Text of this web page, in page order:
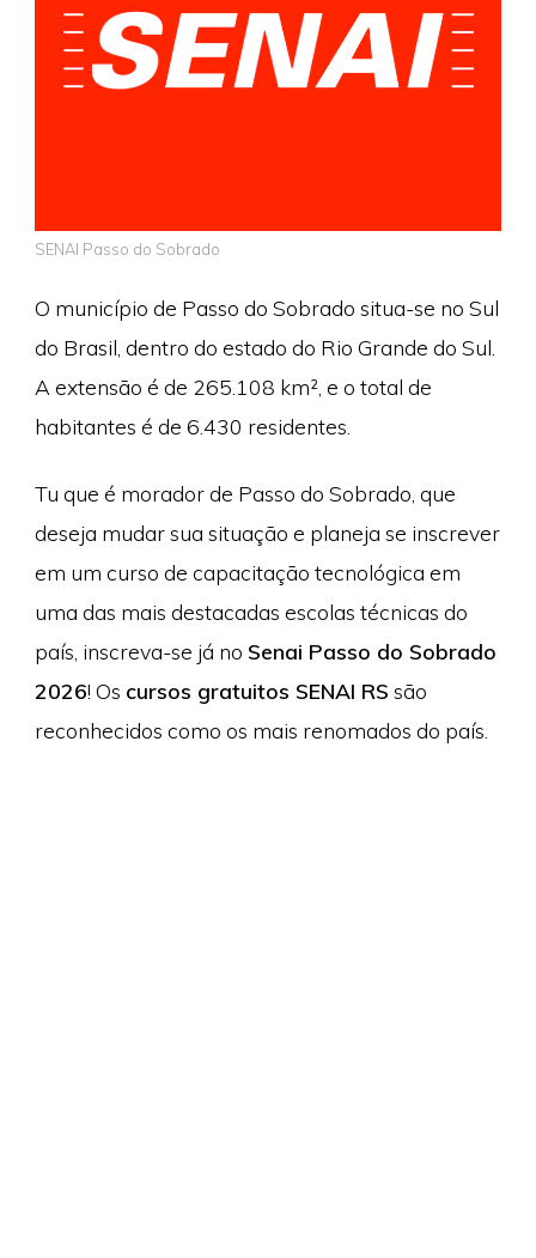
SENAI Passo do Sobrado
O município de Passo do Sobrado situa-se no Sul
do Brasil, dentro do estado do Rio Grande do Sul.
A extensão é de 265.108 km², e o total de
habitantes é de 6.430 residentes.
Tu que é morador de Passo do Sobrado, que
deseja mudar sua situação e planeja se inscrever
em um curso de capacitação tecnológica em
uma das mais destacadas escolas técnicas do
país, inscreva-se já no Senai Passo do Sobrado
2026! Os cursos gratuitos SENAI RS são
reconhecidos como os mais renomados do país.